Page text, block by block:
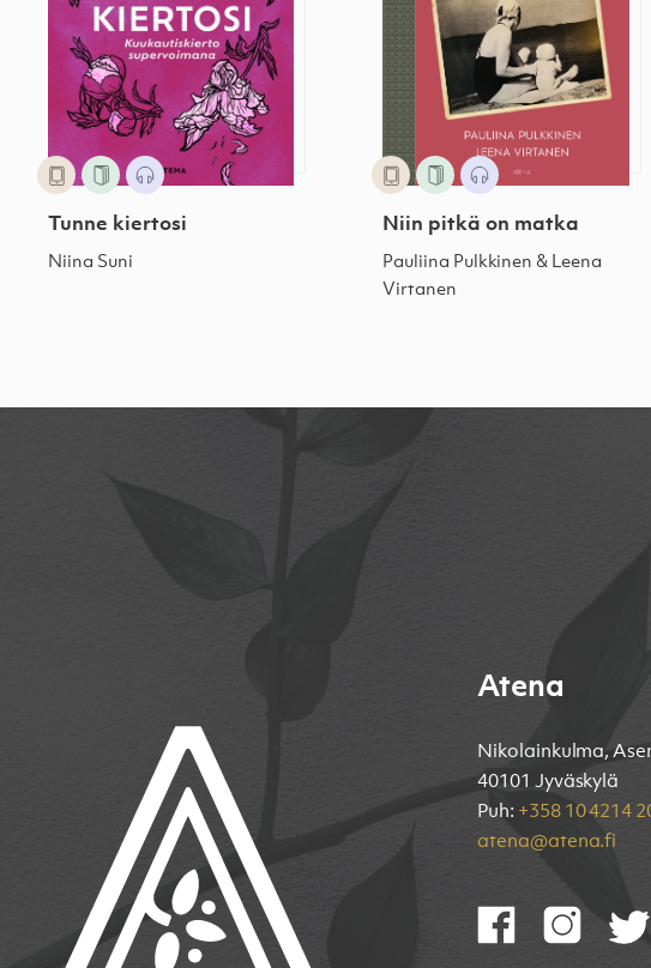
Tunne kiertosi
Niina Suni
Niin pitkä on matka
Pauliina Pulkkinen & Leena
Virtanen
Atena
Nikolainkulma,
40101 Jyväskylä
Puh: +358 10 4214
atena@atena.fi